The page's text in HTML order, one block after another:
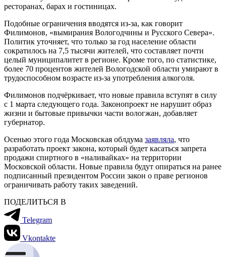
ресторанах, барах и гостиницах.
Подобные ограничения вводятся из-за, как говорит
Филимонов, «вымирания Вологодчины и Русского Севера».
Политик уточняет, что только за год население области
сократилось на 7,5 тысячи жителей, что составляет почти
целый муниципалитет в регионе. Кроме того, по статистике,
более 70 процентов жителей Вологодской области умирают в
трудоспособном возрасте из-за употребления алкоголя.
Филимонов подчёркивает, что новые правила вступят в силу
с 1 марта следующего года. Законопроект не нарушит образ
жизни и бытовые привычки части вологжан, добавляет
губернатор.
Осенью этого года Московская облдума заявляла, что
разработать проект закона, который будет касаться запрета
продажи спиртного в «наливайках» на территории
Московской области. Новые правила будут опираться на ранее
подписанный президентом России закон о праве регионов
ограничивать работу таких заведений.
ПОДЕЛИТЬСЯ В
Telegram
Vkontakte